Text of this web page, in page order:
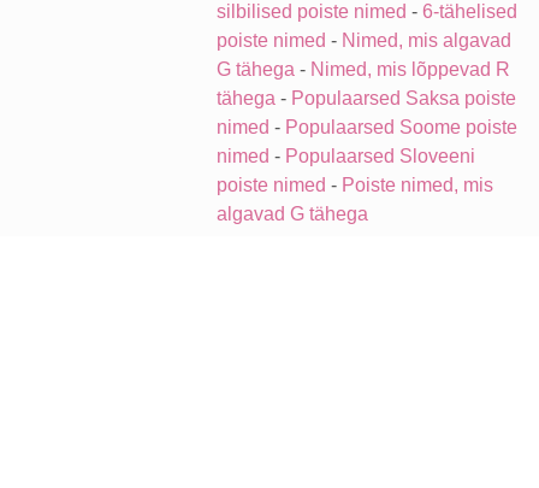
silbilised poiste nimed - 6-tähelised
poiste nimed - Nimed, mis algavad
G tähega - Nimed, mis lõppevad R
tähega - Populaarsed Saksa poiste
nimed - Populaarsed Soome poiste
nimed - Populaarsed Sloveeni
poiste nimed - Poiste nimed, mis
algavad G tähega